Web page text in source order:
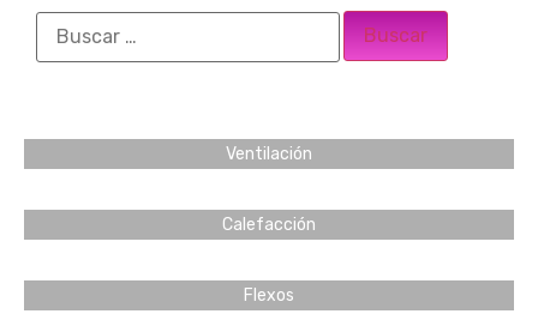
Ventilación
Calefacción
Flexos